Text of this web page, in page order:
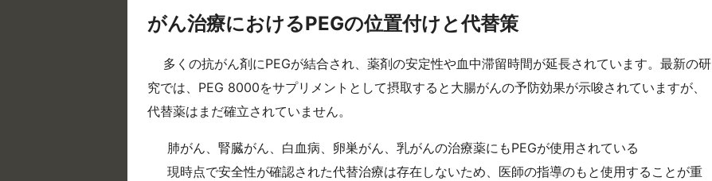
がん治療におけるPEGの位置付けと代替策
多くの抗がん剤にPEGが結合され、薬剤の安定性や血中滞留時間が延長されています。最新の研
究では、PEG 8000をサプリメントとして摂取すると大腸がんの予防効果が示唆されていますが、
代替薬はまだ確立されていません。
肺がん、腎臓がん、白血病、卵巣がん、乳がんの治療薬にもPEGが使用されている
現時点で安全性が確認された代替治療は存在しないため、医師の指導のもと使用することが重